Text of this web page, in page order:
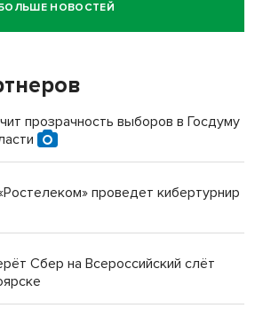
водителя за смерть
в новосибирском селе лошади
срок за избиение врачей
с женой вошли в топ-16
ВТБ открылось в Искитиме
НОВОСТЕЙ
прозрачность выборов в Госдуму
проведет кибертурнир
Сбер на Всероссийский слёт